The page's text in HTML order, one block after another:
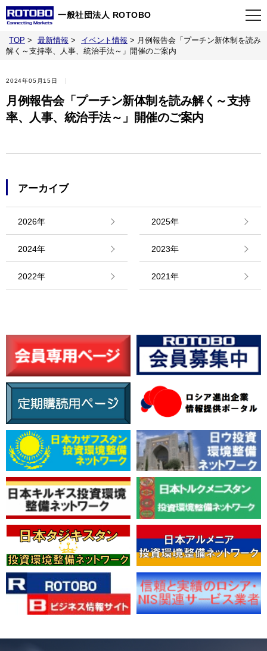
一般社団法人 ROTOBO
TOP
最新情報
当会について
刊行物
情報館
TOP > 最新情報 > イベント情報 > 月例報告会「プーチン新体制を読み
解く～支持率、人事、統治手法～」開催のご案内
2024年05月15日
月例報告会「プーチン新体制を読み解く～支持
率、人事、統治手法～」開催のご案内
アーカイブ
2026年 2025年
2024年 2023年
2022年 2021年